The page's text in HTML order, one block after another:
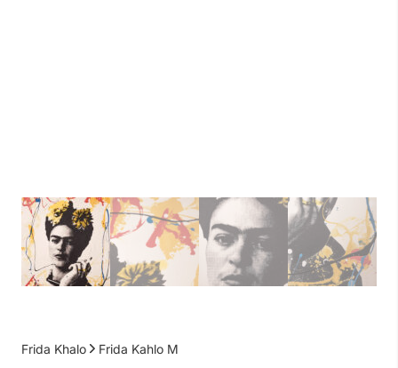
Frida Khalo Frida Kahlo M